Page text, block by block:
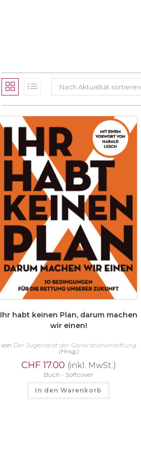
Nach Aktualität sortieren
Ihr habt keinen Plan, darum machen
wir einen!
von Der Jugendrat der Generationenstiftung
(Hrsg.)
CHF17.00 (inkl. MwSt.)
Buch - Softcover
In den Warenkorb